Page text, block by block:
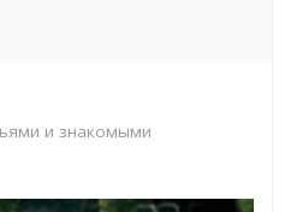
и знакомыми